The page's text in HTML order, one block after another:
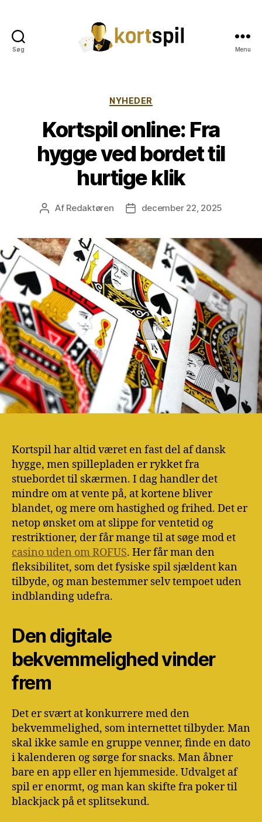
Søg Menu
Kategorier
NYHEDER
Kortspil online: Fra
hygge ved bordet til
hurtige klik
Indlægsforfatter
Af Redaktøren Indlægsdato
december 22, 2025
Kortspil har altid været en fast del af dansk
hygge, men spillepladen er rykket fra
stuebordet til skærmen. I dag handler det
mindre om at vente på, at kortene bliver
blandet, og mere om hastighed og frihed. Det er
netop ønsket om at slippe for ventetid og
restriktioner, der får mange til at søge mod et
casino uden om ROFUS. Her får man den
fleksibilitet, som det fysiske spil sjældent kan
tilbyde, og man bestemmer selv tempoet uden
indblanding udefra.
Den digitale
bekvemmelighed vinder
frem
Det er svært at konkurrere med den
bekvemmelighed, som internettet tilbyder. Man
skal ikke samle en gruppe venner, finde en dato
i kalenderen og sørge for snacks. Man åbner
bare en app eller en hjemmeside. Udvalget af
spil er enormt, og man kan skifte fra poker til
blackjack på et splitsekund.